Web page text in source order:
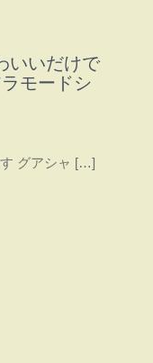
いいだけで
モードシ
グアシャ […]